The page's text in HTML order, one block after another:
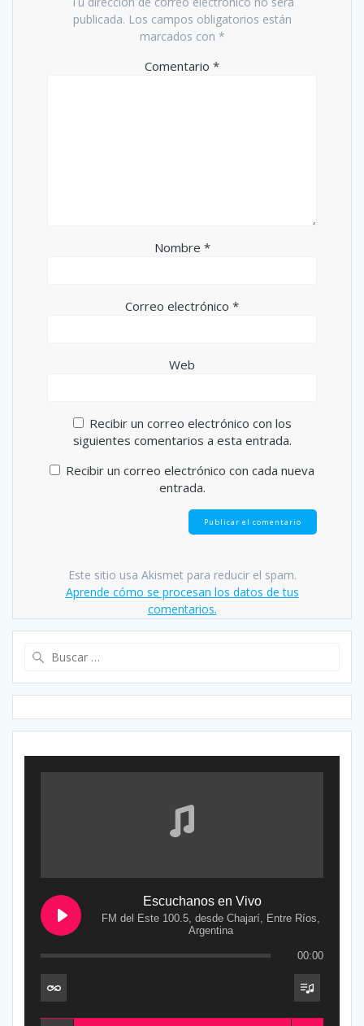
publicada. Los campos obligatorios están
marcados con *
Comentario *
Nombre *
Correo electrónico *
Web
Recibir un correo electrónico con los
siguientes comentarios a esta entrada.
Recibir un correo electrónico con cada nueva
entrada.
Este sitio usa Akismet para reducir el spam.
Aprende cómo se procesan los datos de tus
comentarios.
Escuchanos en Vivo
FM del Este 100.5, desde Chajarí, Entre Ríos,
Argentina
00:00